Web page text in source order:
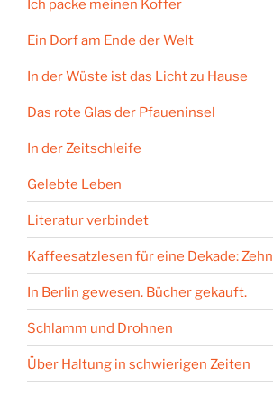
Ich packe meinen Koffer
Ein Dorf am Ende der Welt
In der Wüste ist das Licht zu Hause
Das rote Glas der Pfaueninsel
In der Zeitschleife
Gelebte Leben
Literatur verbindet
Kaffeesatzlesen für eine Dekade:
In Berlin gewesen. Bücher gekauft.
Schlamm und Drohnen
Über Haltung in schwierigen Zeiten